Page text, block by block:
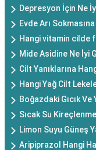
Depresyon İçin Ne
Evde Arı
Hangi vitamin cilde
Mide Asidine Ne İyi
Cilt Yanıklarına
Hangi Yağ Cilt
Boğazdaki Gıcık
Sıcak Su
Limon Suyu Güneş
Aripiprazol Hangi